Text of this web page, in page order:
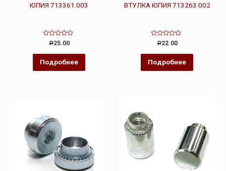
ЮПИЯ 713361.003
Оценка
из
Р25.00
Подробнее
ВТУЛКА ЮПИЯ 713263.002
Оценка
из
Р22.00
Подробнее